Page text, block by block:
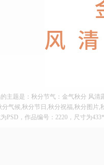
主题是：秋分节气：金气秋分 风
分气候,秋分节日,秋分祝福,秋分图片,
PSD，作品编号：2220，尺寸为